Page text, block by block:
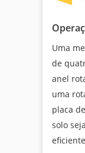
Uma
de
anel
uma
placa
solo